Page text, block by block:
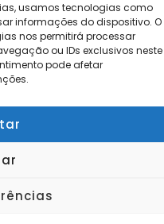
usamos tecnologias como
informações do dispositivo. O
nos permitirá processar
ou IDs exclusivos neste
pode afetar